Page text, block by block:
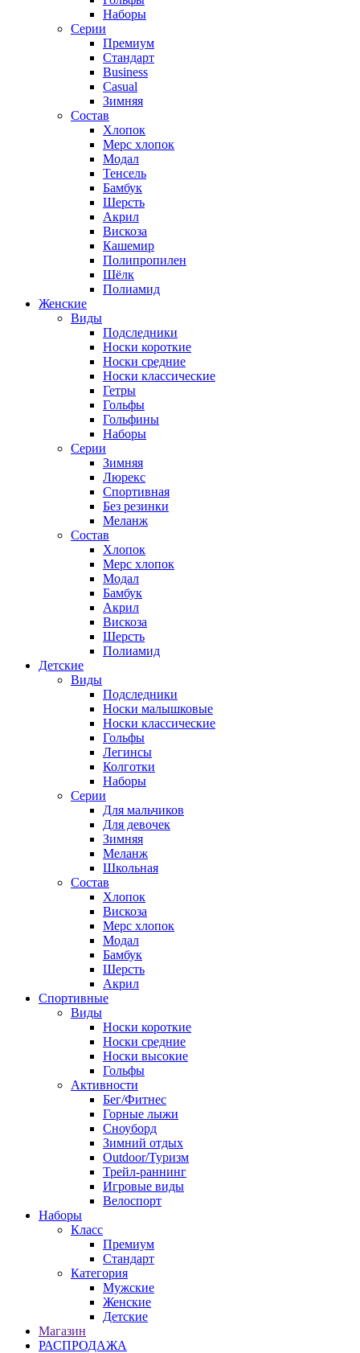
Наборы
Серии
Премиум
Стандарт
Business
Casual
Зимняя
Состав
Хлопок
Мерс хлопок
Модал
Тенсель
Бамбук
Шерсть
Акрил
Вискоза
Кашемир
Полипропилен
Шёлк
Полиамид
Женские
Виды
Подследники
Носки короткие
Носки средние
Носки классические
Гетры
Гольфы
Гольфины
Наборы
Серии
Зимняя
Люрекс
Спортивная
Без резинки
Меланж
Состав
Хлопок
Мерс хлопок
Модал
Бамбук
Акрил
Вискоза
Шерсть
Полиамид
Детские
Виды
Подследники
Носки малышковые
Носки классические
Гольфы
Легинсы
Колготки
Наборы
Серии
Для мальчиков
Для девочек
Зимняя
Меланж
Школьная
Состав
Хлопок
Вискоза
Мерс хлопок
Модал
Бамбук
Шерсть
Акрил
Спортивные
Виды
Носки короткие
Носки средние
Носки высокие
Гольфы
Активности
Бег/Фитнес
Горные лыжи
Сноуборд
Зимний отдых
Outdoor/Туризм
Трейл-раннинг
Игровые виды
Велоспорт
Наборы
Класс
Премиум
Стандарт
Категория
Мужские
Женские
Детские
Магазин
РАСПРОДАЖА